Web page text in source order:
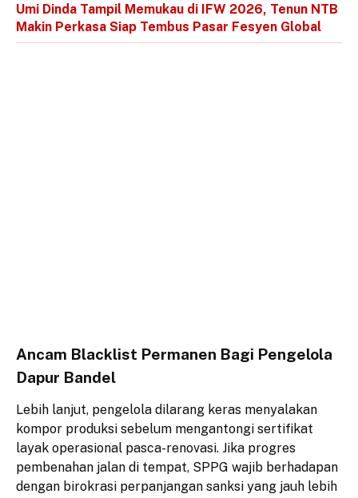
Umi Dinda Tampil Memukau di IFW 2026, Tenun NTB
Makin Perkasa Siap Tembus Pasar Fesyen Global
Ancam Blacklist Permanen Bagi Pengelola
Dapur Bandel
​Lebih lanjut, pengelola dilarang keras menyalakan
kompor produksi sebelum mengantongi sertifikat
layak operasional pasca-renovasi. Jika progres
pembenahan jalan di tempat, SPPG wajib berhadapan
dengan birokrasi perpanjangan sanksi yang jauh lebih